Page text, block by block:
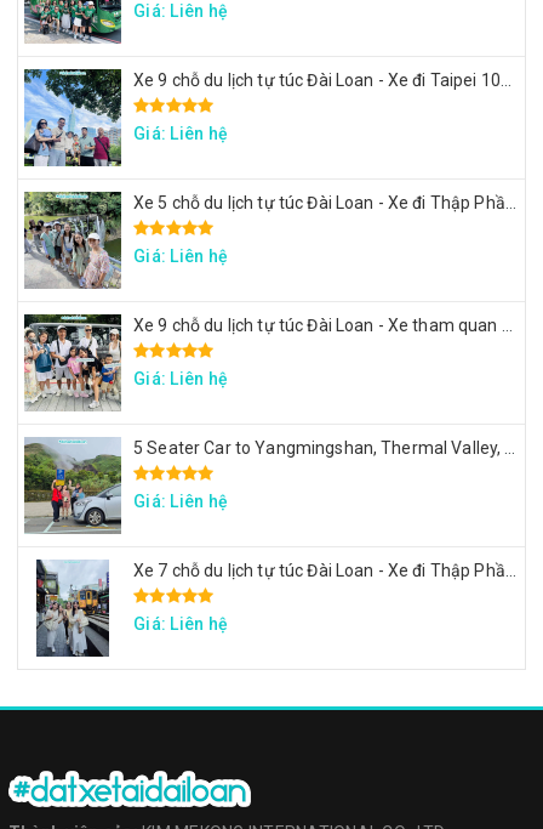
Giá: Liên hệ
Giá: Liên hệ
Giá: Liên hệ
Giá: Liên hệ
Giá: Liên hệ
Giá: Liên hệ